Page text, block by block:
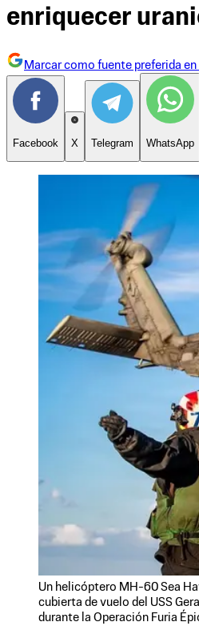
enriquecer
Marcar como fuente preferida
Facebook X Telegram WhatsApp
Un helicóptero MH-60 Sea
cubierta de vuelo del USS
durante la Operación Furia